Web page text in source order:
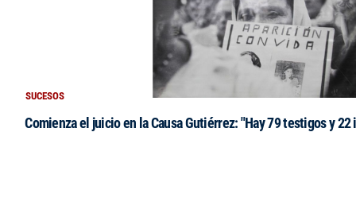
SUCESOS
Comienza el juicio en la Causa Gutiérrez: "Hay 79 testigos y 22